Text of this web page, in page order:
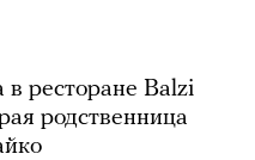
в ресторане Balzi
родственница